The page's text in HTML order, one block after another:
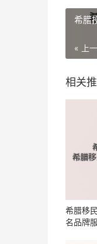
希腊
« 上
相关
希腊移
名品牌